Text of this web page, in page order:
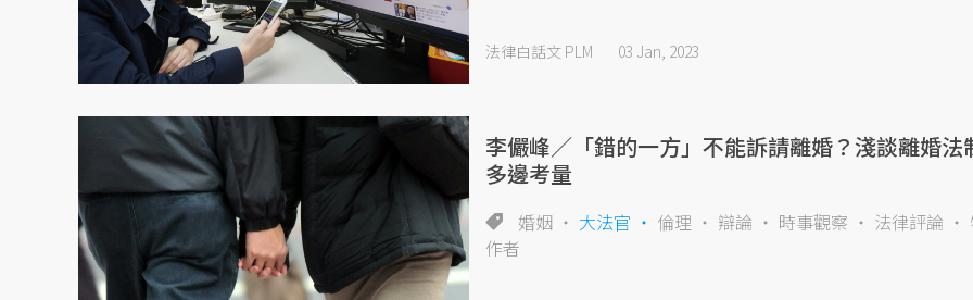
法律白話文 PLM 03 Jan, 2023
李儼峰／「錯的一方」不能訴請離婚？淺談離婚法
多邊考量
婚姻 大法官 倫理 辯論 時事觀察 法律評論
作者